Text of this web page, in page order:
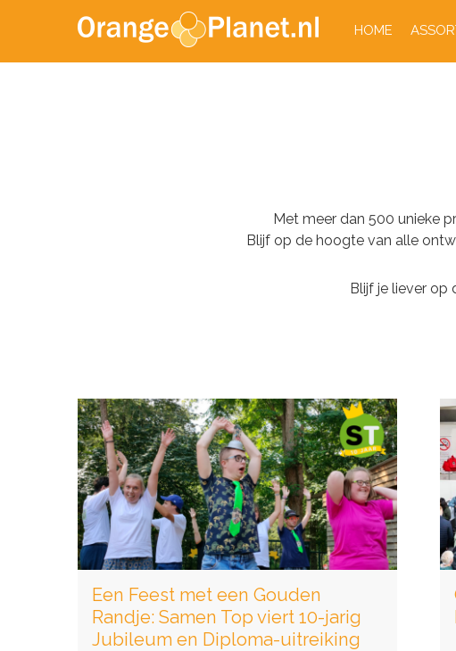
HOME
Met meer dan 500 unieke
Blijf op de hoogte van alle
Blijf je liever op
Een Feest met een Gouden
Randje: Samen Top viert 10-jarig
Jubileum en Diploma-uitreiking